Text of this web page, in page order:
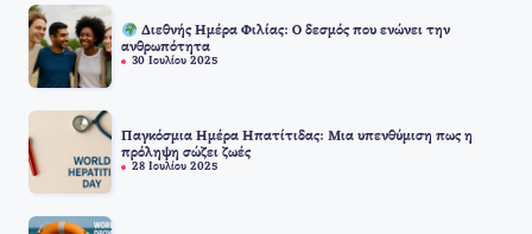
Διεθνής Ημέρα Φιλίας: Ο δεσμός που ενώνει την
ανθρωπότητα
30 Ιουλίου 2025
Παγκόσμια Ημέρα Ηπατίτιδας: Μια υπενθύμιση πως η
πρόληψη σώζει ζωές
28 Ιουλίου 2025